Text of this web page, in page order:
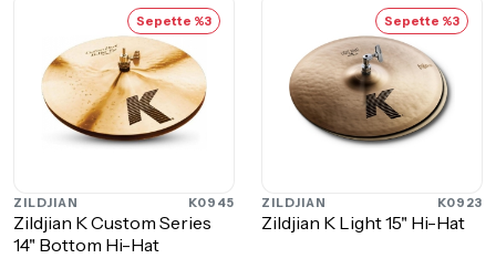
Sepette %3
ZILDJIAN K0945
Zildjian K Custom Series
14" Bottom Hi-Hat
Sepette %3
ZILDJIAN K0923
Zildjian K Light 15" Hi-Hat